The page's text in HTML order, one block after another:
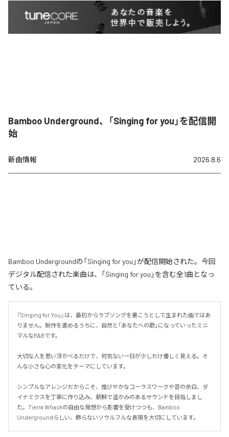
Bamboo Underground、「Singing for you」を配信開
始
新曲情報 2026.8.6
Bamboo Undergroundの「Singing for you」が配信開始された。今回
デジタル配信された楽曲は、「Singing for you」を含む全1曲となっ
ている。
『Singing for You』は、最初からラブソングを書こうとして生まれた曲ではあ
りません。制作を進めるうちに、自然と「あなたへの歌」になっていったミニ
マルなR&Bです。
大切な人を思い浮かべるだけで、何気ない一日が少しだけ優しく見える。そ
んな小さな心の変化をテーマにしています。
シンプルなアレンジだからこそ、煌びやかなコーラスワークや音の余白、ダ
イナミクスを丁寧に作り込み、新鮮で温かみのあるサウンドを目指しまし
た。Tierra Whackの自由な発想から影響を受けつつも、Bamboo
Undergroundらしい、飾らないソウルフルな表現を大切にしています。